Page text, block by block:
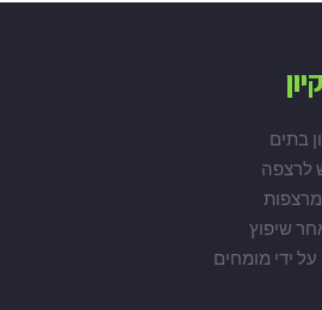
בתים
לרצפה
שיפוץ
ידי מומחים